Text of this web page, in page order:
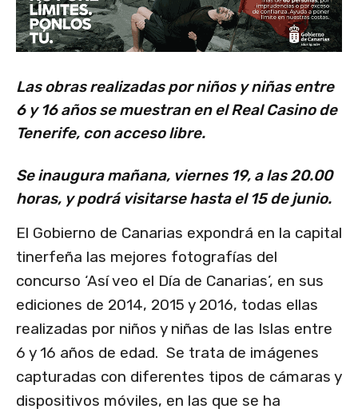
Las obras realizadas por niños y niñas entre
6 y 16 años se muestran en el Real Casino de
Tenerife, con acceso libre.
Se inaugura mañana, viernes 19, a las 20.00
horas, y podrá visitarse hasta el 15 de junio.
El Gobierno de Canarias expondrá en la capital
tinerfeña las mejores fotografías del
concurso ‘Así veo el Día de Canarias’, en sus
ediciones de 2014, 2015 y 2016, todas ellas
realizadas por niños y niñas de las Islas entre
6 y 16 años de edad. Se trata de imágenes
capturadas con diferentes tipos de cámaras y
dispositivos móviles, en las que se ha